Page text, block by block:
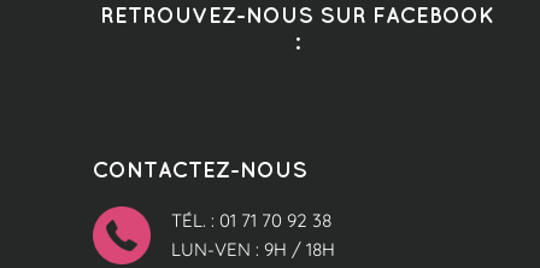
RETROUVEZ-NOUS SUR FACEBOOK
:
CONTACTEZ-NOUS
TÉL. : 01 71 70 92 38
LUN-VEN : 9H / 18H